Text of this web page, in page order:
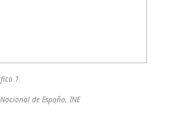
1.
de España, INE